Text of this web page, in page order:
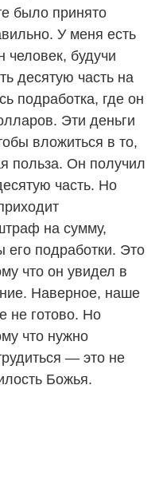
было принято
У меня есть
человек, будучи
десятую часть на
подработка, где он
Эти деньги
вложиться в то,
польза. Он получил
часть. Но
на сумму,
его подработки. Это
что он увидел в
Наверное, наше
не готово. Но
что нужно
— это не
Божья.